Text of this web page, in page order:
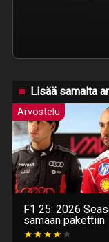
Lisää samalta
Arvostelu
F1 25: 2026
samaan pakettiin